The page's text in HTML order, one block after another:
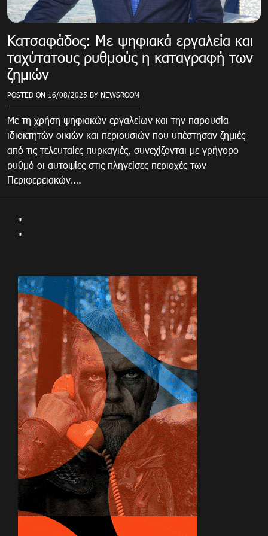
Κατσαφάδος: Με ψηφιακά εργαλεία και
ταχύτατους ρυθμούς η καταγραφή των
ζημιών
POSTED ON 16/08/2025 BY NEWSROOM
Με τη χρήση ψηφιακών εργαλείων και την παρουσία
ιδιοκτητών οικιών και περιουσιών που υπέστησαν ζημιές
από τις τελευταίες πυρκαγιές, συνεχίζονται με γρήγορο
ρυθμό οι αυτοψίες στις πληγείσες περιοχές των
Περιφερειακών….
"
"